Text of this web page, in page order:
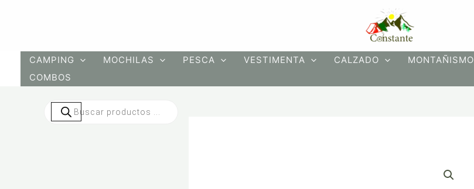
CAMPING MOCHILAS PESCA VESTIMENTA CALZADO MONTAÑISMO
COMBOS
Búsqueda
productos